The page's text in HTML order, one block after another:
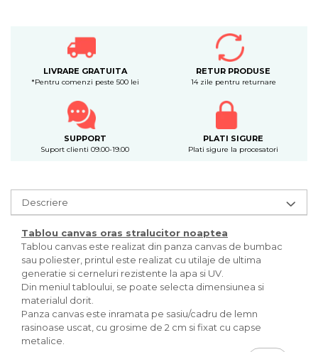
LIVRARE GRATUITA
*Pentru comenzi peste 500 lei
RETUR PRODUSE
14 zile pentru returnare
SUPPORT
Suport clienti 09.00-19.00
PLATI SIGURE
Plati sigure la procesatori
Descriere
Tablou canvas oras stralucitor noaptea
Tablou canvas este realizat din panza canvas de bumbac
sau poliester, printul este realizat cu utilaje de ultima
generatie si cerneluri rezistente la apa si UV.
Din meniul tabloului, se poate selecta dimensiunea si
materialul dorit.
Panza canvas este inramata pe sasiu/cadru de lemn
rasinoase uscat, cu grosime de 2 cm si fixat cu capse
metalice.